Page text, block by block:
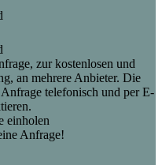
zur kostenlosen und
an mehrere Anbieter. Die
telefonisch und per E-
einholen
Anfrage!